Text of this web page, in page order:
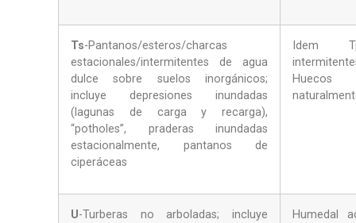
Ts-Pantanos/esteros/charcas
estacionales/intermitentes de agua
dulce sobre suelos inorgánicos;
incluye depresiones inundadas
(lagunas de carga y recarga),
“potholes”, praderas inundadas
estacionalmente, pantanos de
ciperáceas
Idem
Huecos
U-Turberas no arboladas; incluye
Humedal